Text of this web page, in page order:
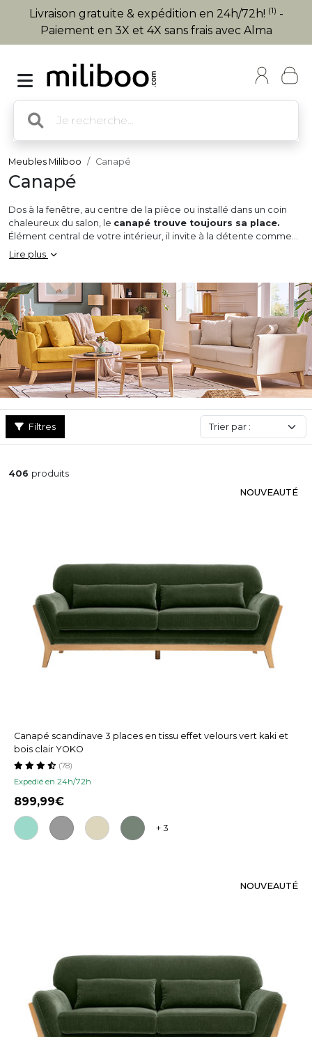
Livraison gratuite & expédition en 24h/72h! (1) -
Paiement en 3X et 4X sans frais avec Alma
Meubles Miliboo Canapé
Canapé
Dos à la fenêtre, au centre de la pièce ou installé dans un coin
chaleureux du salon, le canapé trouve toujours sa place.
Élément central de votre intérieur, il invite à la détente comme
aux échanges, alliant confort généreux et esthétisme affirmé.
Chez
d'angle
pour structurer le salon, ou modulable
pour composer
un agencement sur mesure.
Tissu doux, cuir au caractère noble, velours côtelé ou
laine bouclée tendance: chaque matière est choisie pour son
confort et sa durabilité. L'assise, moelleuse ou plus tonique,
reflète votre manière de vivre dans votre salon.
Que vous soyez séduit par leslignes scandinaves, l'élégance
contemporaine ou lecharme vintage, lecanapé design
Miliboo
incarne un style aussi unique que vous. Et parce qu'il se
veut aussi fonctionnel que beau, il peut êtreconvertible,
Lire plus
Filtres
406 produits
NOUVEAUTÉ
Canapé scandinave 3 places en tissu effet velours vert kaki et
bois clair YOKO
Expedié en 24h/72h
(78)
899,99
+ 3
NOUVEAUTÉ